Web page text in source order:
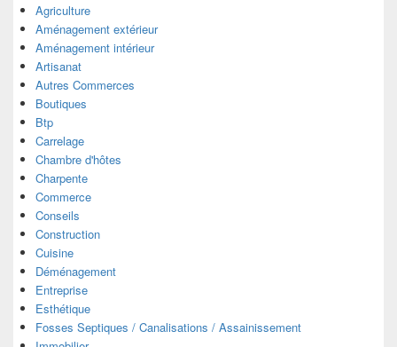
Agriculture
Aménagement extérieur
Aménagement intérieur
Artisanat
Autres Commerces
Boutiques
Btp
Carrelage
Chambre d'hôtes
Charpente
Commerce
Conseils
Construction
Cuisine
Déménagement
Entreprise
Esthétique
Fosses Septiques / Canalisations / Assainissement